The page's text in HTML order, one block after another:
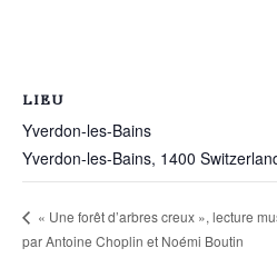
LIEU
Yverdon-les-Bains
Yverdon-les-Bains, 1400
« Une forêt d’arbres creux », lecture
par Antoine Choplin et Noémi Boutin